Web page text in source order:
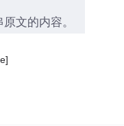
文的内容。